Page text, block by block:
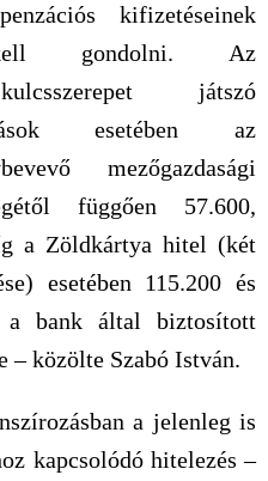
kifizetéseinek
kell gondolni. Az
játszó
esetében az
mezőgazdasági
függően 57.600,
a Zöldkártya hitel (két
esetében 115.200 és
a bank által biztosított
– közölte Szabó István.
a jelenleg is
kapcsolódó hitelezés –